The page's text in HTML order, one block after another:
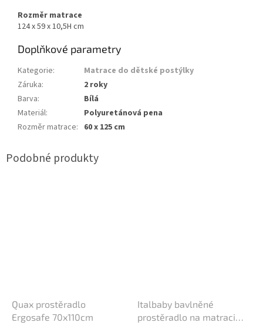
Rozměr matrace
124 x 59 x 10,5H cm
Doplňkové parametry
Kategorie:
Matrace do dětské postýlky
Záruka:
2 roky
Barva:
Bílá
Materiál:
Polyuretánová pena
Rozměr matrace: 60 x 125 cm
Quax prostěradlo
Ergosafe 70x110cm
Italbaby bavlněné
prostěradlo na matraci